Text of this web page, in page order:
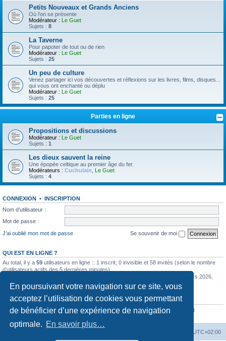
En poursuivant votre navigation sur ce site, vous
acceptez l’utilisation de cookies vous permettant
de bénéficier d’une expérience de navigation
optimale. En savoir plus…
Petits Nouveaux et Grands Anciens
Où l’on se présente
Modérateur : Le Guet
Sujets : 8
La Taverne
Pour papoter de tout ou de rien
Modérateur : Le Guet
Sujets : 25
Un peu de culture
Venez partager ici vos découvertes et réflexions sur les livres, films, disques...
qui vous ont enchanté ou déplu
Modérateur : Le Guet
Sujets : 25
Parties en ligne
Propositions et discussions
Modérateur : Le Guet
Sujets : 1
Les dieux sauvent la reine
Une épopée celtique au premier âge du fer.
Modérateurs : Cuchulain
Le Guet
Sujets : 4
CONNEXION • INSCRIPTION
Nom d’utilisateur :
Mot de passe :
J’ai oublié mon mot de passe
Se souvenir de moi
QUI EST EN LIGNE ?
Au total, il y a 59 utilisateurs en ligne :: 1 inscrit, 0 invisible et 58 invités (selon le nombre
d’utilisateurs actifs des 5 dernières minutes)
le 11 mars 2026,
12:57
STATISTIQUES
6352messages •442 sujets •772membres • Notre membre le plus récent est
UTC+02:00